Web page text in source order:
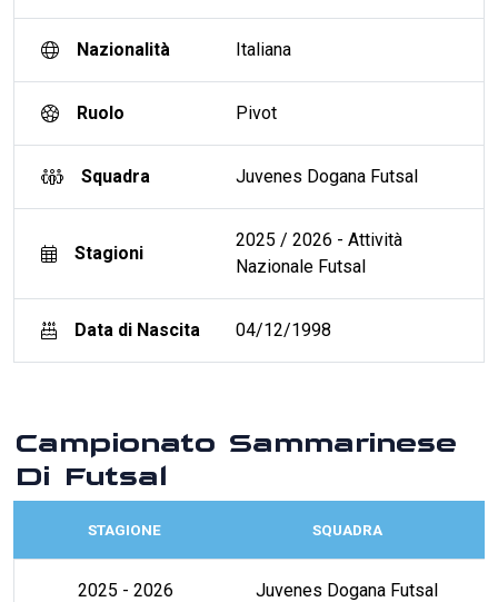
Nazionalità Italiana
Ruolo Pivot
Squadra Juvenes Dogana Futsal
Stagioni
2025 / 2026 - Attività
Nazionale Futsal
Data di Nascita 04/12/1998
Campionato Sammarinese
Di Futsal
STAGIONE SQUADRA
2025 - 2026 Juvenes Dogana Futsal